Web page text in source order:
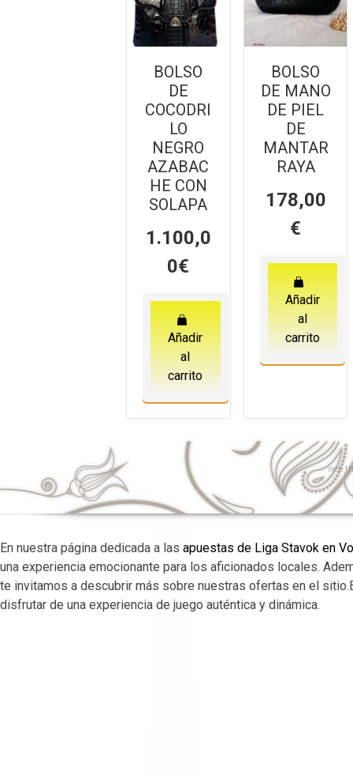
BOLSO
DE
COCODRI
LO
NEGRO
AZABAC
HE CON
SOLAPA
1.100,0
0€
Añadir
al
carrito
BOLSO
DE MANO
DE PIEL
DE
MANTAR
RAYA
178,00
€
Añadir
al
carrito
web
En nuestra página dedicada a las apuestas de Liga Stavok en
una experiencia emocionante para los aficionados locales.
te invitamos a descubrir más sobre nuestras ofertas en el
disfrutar de una experiencia de juego auténtica y dinámica.